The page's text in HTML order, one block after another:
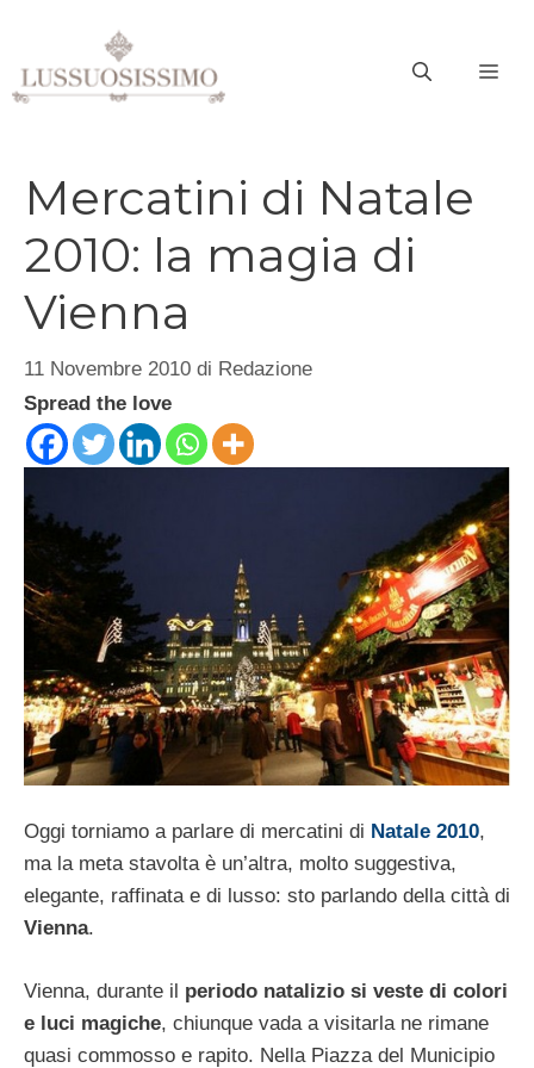
contenuto
Mercatini di Natale
2010: la magia di
Vienna
11 Novembre 2010 di Redazione
Spread the love
Oggi torniamo a parlare di mercatini di Natale 2010,
ma la meta stavolta è un’altra, molto suggestiva,
elegante, raffinata e di lusso: sto parlando della città di
Vienna.
Vienna, durante il periodo natalizio si veste di colori
e luci magiche, chiunque vada a visitarla ne rimane
quasi commosso e rapito. Nella Piazza del Municipio